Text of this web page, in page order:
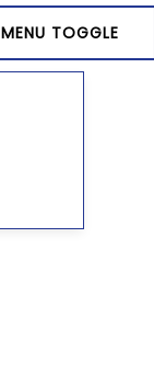
MENU TOGGLE